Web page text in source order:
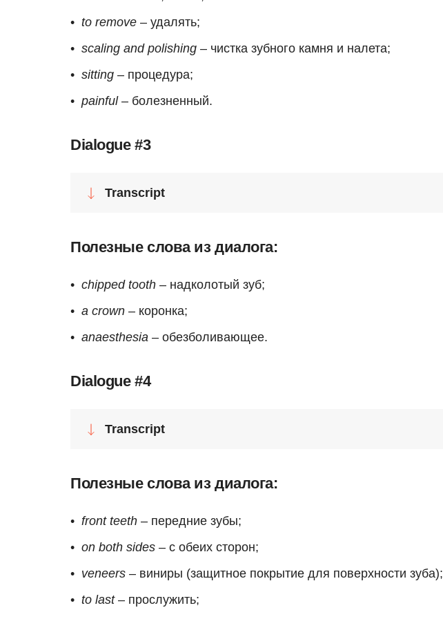
to remove – удалять;
scaling and polishing – чистка зубного камня и налета;
sitting – процедура;
painful– болезненный.
Dialogue #3
Transcript
Полезные слова из диалога:
chipped tooth – надколотый зуб;
a crown – коронка;
anaesthesia – обезболивающее.
Dialogue #4
Transcript
Полезные слова из диалога:
front teeth – передние зубы;
on both sides – с обеих сторон;
veneers – виниры (защитное покрытие для поверхности зуба);
to last– прослужить;